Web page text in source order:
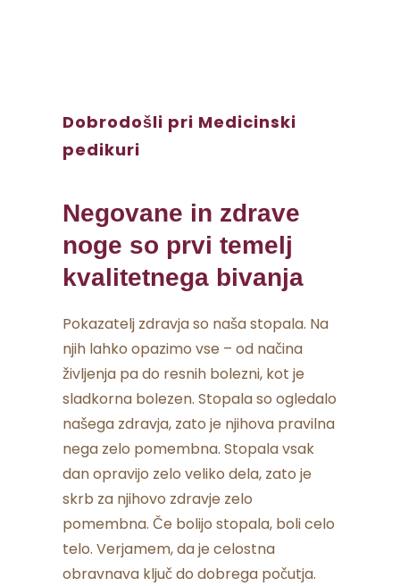
Dobrodošli pri Medicinski
pedikuri
Negovane in zdrave
noge so prvi temelj
kvalitetnega bivanja
Pokazatelj zdravja so naša stopala. Na
njih lahko opazimo vse – od načina
življenja pa do resnih bolezni, kot je
sladkorna bolezen. Stopala so ogledalo
našega zdravja, zato je njihova pravilna
nega zelo pomembna. Stopala vsak
dan opravijo zelo veliko dela, zato je
skrb za njihovo zdravje zelo
pomembna. Če bolijo stopala, boli celo
telo. Verjamem, da je celostna
obravnava ključ do dobrega počutja.